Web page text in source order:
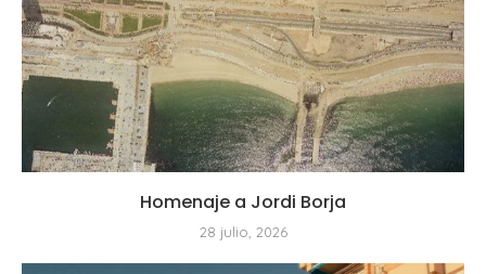
Homenaje a Jordi Borja
28 julio, 2026